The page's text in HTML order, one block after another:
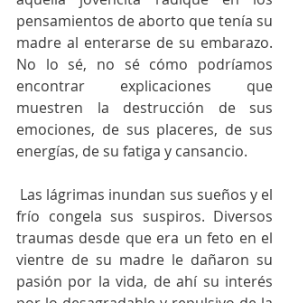
pensamientos de aborto que tenía su
madre al enterarse de su embarazo.
No lo sé, no sé cómo podríamos
encontrar explicaciones que
muestren la destrucción de sus
emociones, de sus placeres, de sus
energías, de su fatiga y cansancio.
frío congela sus suspiros. Diversos
traumas desde que era un feto en el
vientre de su madre le dañaron su
pasión por la vida, de ahí su interés